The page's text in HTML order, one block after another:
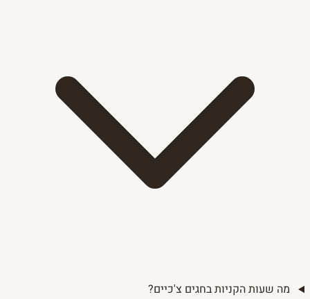
מה שעות הקניות בחגים צ'כיים?